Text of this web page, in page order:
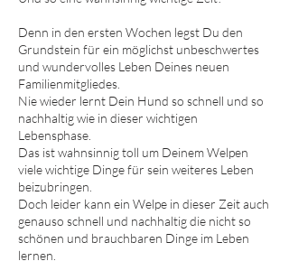
Denn in den ersten Wochen legst Du den
Grundstein für ein möglichst unbeschwertes
und wundervolles Leben Deines neuen
Familienmitgliedes.
Nie wieder lernt Dein Hund so schnell und so
nachhaltig wie in dieser wichtigen
Lebensphase.
Das ist wahnsinnig toll um Deinem Welpen
viele wichtige Dinge für sein weiteres Leben
beizubringen.
Doch leider kann ein Welpe in dieser Zeit auch
genauso schnell und nachhaltig die nicht so
schönen und brauchbaren Dinge im Leben
lernen.